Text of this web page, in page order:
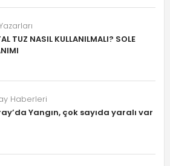
TUZ NASIL KULLANILMALI? SOLE
Haberleri
Yangın, çok sayıda yaralı var